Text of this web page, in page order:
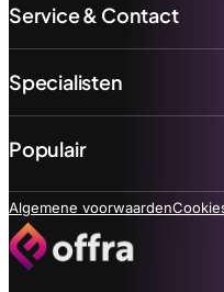
Service & Contact
Specialisten
Populair
Algemene voorwaarden